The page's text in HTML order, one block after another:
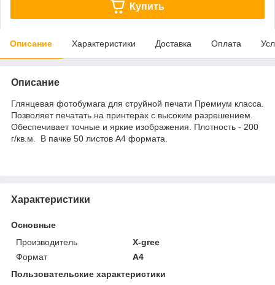
Купить
Описание Характеристики Доставка Оплата
Описание
Глянцевая фотобумага для струйной печати Премиум класса.
Позволяет печатать на принтерах с высоким разрешением.
Обеспечивает точные и яркие изображения. Плотность - 200
г/кв.м. В пачке 50 листов А4 формата.
Характеристики
Основные
Производитель
X-gree
Формат
A4
Пользовательские характеристики